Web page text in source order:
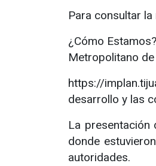
Para consultar
¿Cómo
Metropolitano
https://
desarrollo y las
La presentación
donde
autoridades.